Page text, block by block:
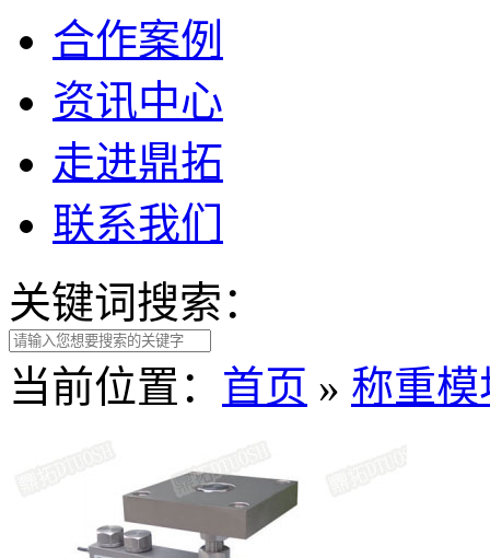
合作案例
资讯中心
走进鼎拓
联系我们
关键词搜索：
当前位置： 首页 » 称重模